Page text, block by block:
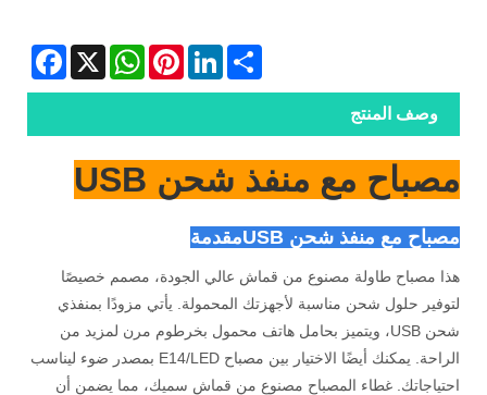
X
WhatsAppPinterestLinkedInShare
وصف المنتج
مصباح مع منفذ شحن USB
مصباح مع منفذ شحن USB مقدمة
هذا مصباح طاولة مصنوع من قماش عالي الجودة، مصمم خصيصًا
لتوفير حلول شحن مناسبة لأجهزتك المحمولة. يأتي مزودًا بمنفذي
شحن USB، ويتميز بحامل هاتف محمول بخرطوم مرن لمزيد من
الراحة. يمكنك أيضًا الاختيار بين مصباح E14/LED بمصدر ضوء ليناسب
احتياجاتك. غطاء المصباح مصنوع من قماش سميك، مما يضمن أن